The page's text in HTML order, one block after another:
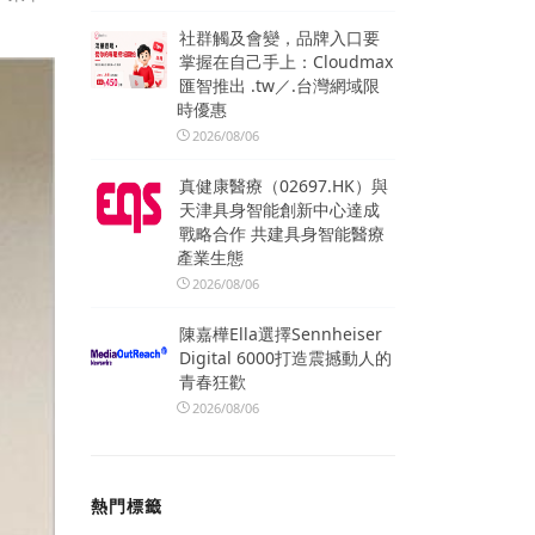
社群觸及會變，品牌入口要
掌握在自己手上：Cloudmax
匯智推出 .tw／.台灣網域限
時優惠
2026/08/06
真健康醫療（02697.HK）與
天津具身智能創新中心達成
戰略合作 共建具身智能醫療
產業生態
2026/08/06
陳嘉樺Ella選擇Sennheiser
Digital 6000打造震撼動人的
青春狂歡
2026/08/06
熱門標籤